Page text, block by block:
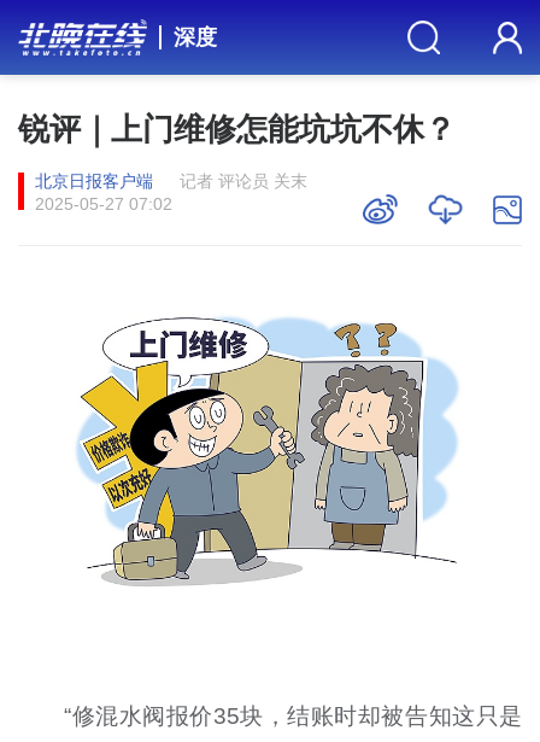
深度
锐评｜上门维修怎能坑坑不休？
北京日报客户端
记者 评论员 关末
2025-05-27 07:02
“修混水阀报价35块，结账时却被告知这只是